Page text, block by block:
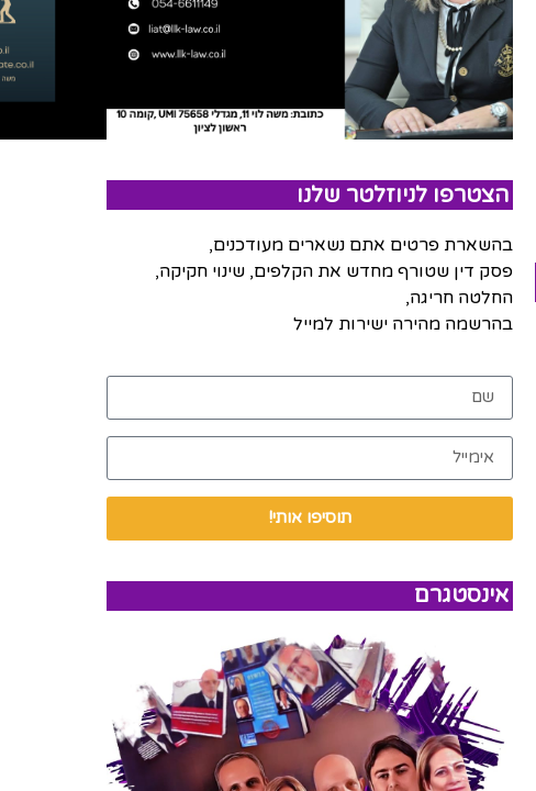
הצטרפו לניוזלטר שלנו
בהשארת פרטים אתם נשארים מעודכנים,
פסק דין שטורף מחדש את הקלפים, שינוי חקיקה,
החלטה חריגה,
בהרשמה מהירה ישירות למייל
תוסיפו אותי!
אינסטגרם